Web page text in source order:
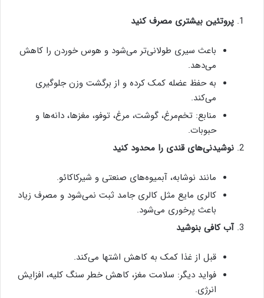
پروتئین بیشتری مصرف کنید
باعث سیری طولانی‌تر می‌شود و هوس خوردن را کاهش
می‌دهد.
به حفظ عضله کمک کرده و از برگشت وزن جلوگیری
می‌کند.
منابع: تخم‌مرغ، گوشت، مرغ، توفو، مغزها، دانه‌ها و
حبوبات.
نوشیدنی‌های قندی را محدود کنید
مانند نوشابه، آبمیوه‌های صنعتی و شیرکاکائو.
کالری مایع مثل کالری جامد ثبت نمی‌شود و مصرف زیاد
باعث پرخوری می‌شود.
آب کافی بنوشید
قبل از غذا کمک به کاهش اشتها می‌کند.
فواید دیگر: سلامت مغز، کاهش خطر سنگ کلیه، افزایش
انرژی.